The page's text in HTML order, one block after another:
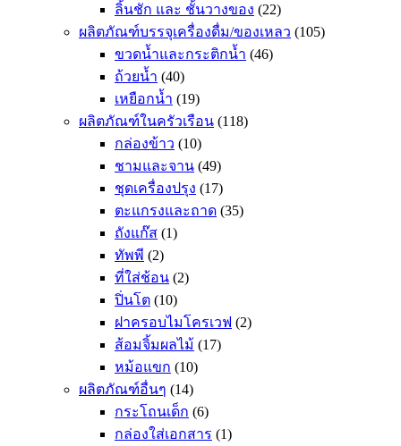
ลิ้นชัก และ ชั้นวางของ (22)
ผลิตภัณฑ์บรรจุเครื่องดื่ม/ของเหลว (105)
ขวดน้ำและกระติกน้ำ (46)
ถ้วยน้ำ (40)
เหยือกน้ำ (19)
ผลิตภัณฑ์ในครัวเรือน (118)
กล่องข้าว (10)
ชามและจาน (49)
ชุดเครื่องปรุง (17)
ตะแกรงและถาด (35)
ถังแก๊ส (1)
ทัพพี (2)
ที่ใส่ช้อน (2)
ปิ่นโต (10)
ฝาครอบไมโครเวฟ (2)
ส้อมจิ้มผลไม้ (17)
หม้อแขก (10)
ผลิตภัณฑ์อื่นๆ (14)
กระโถนเด็ก (6)
กล่องใส่เอกสาร (1)